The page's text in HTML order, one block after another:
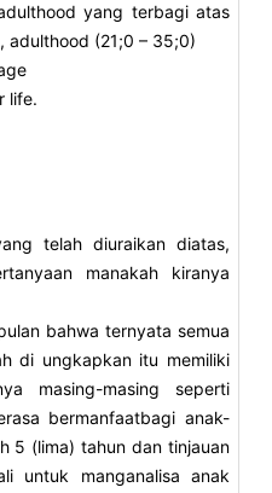
yang terbagi atas
adulthood (21;0 – 35;0)
life.
telah diuraikan diatas,
manakah kiranya
bahwa ternyata semua
di ungkapkan itu memiliki
masing-masing seperti
bermanfaatbagi anak-
5 (lima) tahun dan tinjauan
untuk manganalisa anak